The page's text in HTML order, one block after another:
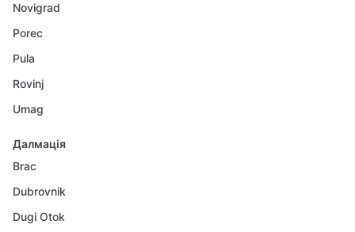
Novigrad
Porec
Pula
Rovinj
Umag
Далмація
Brac
Dubrovnik
Dugi Otok